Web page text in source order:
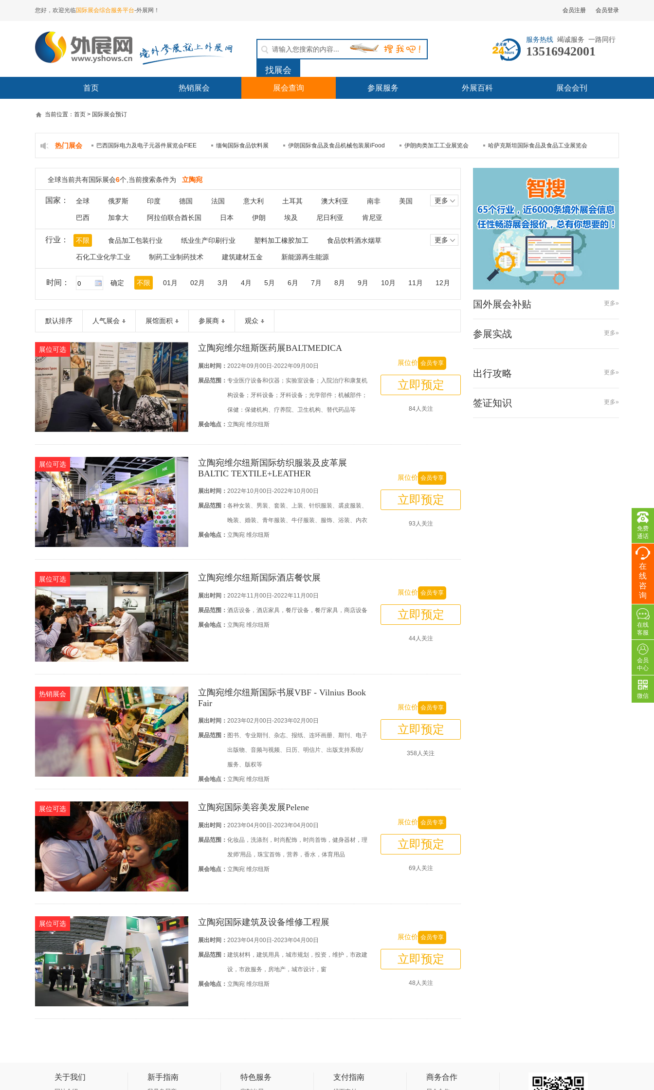
您好，欢迎光临 国际展会综合服务平台-外展网！ 会员注册 会员登录
服务热线 竭诚服务 一路同行
13516942001
首页 热销展会 展会查询 参展服务 外展百科 展会会刊
当前位置：首页 > 国际展会预订
热门展会 巴西国际电力及电子元器件展览会FIEE 缅甸国际食品饮料展 伊朗国际食品及食品机械包装展iFood 伊朗肉类加工工业展览会 哈萨克斯坦国际食品及食品工业展览会
全球当前共有国际展会6个,当前搜索条件为 立陶宛
国家： 全球 俄罗斯 印度 德国 法国 意大利 土耳其 澳大利亚 南非 美国
巴西 加拿大 阿拉伯联合酋长国 日本 伊朗 埃及 尼日利亚 肯尼亚
更多
行业： 不限 食品加工包装行业 纸业生产印刷行业 塑料加工橡胶加工 食品饮料酒水烟草
石化工业化学工业 制药工业制药技术 建筑建材五金 新能源再生能源
更多
时间： 确定 不限 01月 02月 3月 4月 5月 6月 7月 8月 9月 10月 11月 12月
默认排序 人气展会 展馆面积 参展商 观众
展位可选 立陶宛维尔纽斯医药展BALTMEDICA
展出时间： 2022年09月00日-2022年09月00日
展品范围： 专业医疗设备和仪器；实验室设备；入院治疗和康复机
构设备；牙科设备；牙科设备；光学部件；机械部件；
保健：保健机构、疗养院、卫生机构、替代药品等
展会地点： 立陶宛 维尔纽斯
展位价 会员专享
立即预定
84人关注
展位可选
立陶宛维尔纽斯国际纺织服装及皮革展
BALTIC TEXTILE+LEATHER
展出时间： 2022年10月00日-2022年10月00日
展品范围： 各种女装、男装、套装、上装、针织服装、裘皮服装、
晚装、婚装、青年服装、牛仔服装、服饰、浴装、内衣
展会地点： 立陶宛 维尔纽斯
展位价 会员专享
立即预定
93人关注
展位可选 立陶宛维尔纽斯国际酒店餐饮展
展出时间： 2022年11月00日-2022年11月00日
展品范围： 酒店设备，酒店家具，餐厅设备，餐厅家具，商店设备
展会地点： 立陶宛 维尔纽斯
展位价 会员专享
立即预定
44人关注
热销展会
立陶宛维尔纽斯国际书展VBF - Vilnius Book
Fair
展出时间： 2023年02月00日-2023年02月00日
展品范围： 图书、专业期刊、杂志、报纸、连环画册、期刊、电子
出版物、音频与视频、日历、明信片、出版支持系统/
服务、版权等
展会地点： 立陶宛 维尔纽斯
展位价 会员专享
立即预定
358人关注
展位可选 立陶宛国际美容美发展Pelene
展出时间： 2023年04月00日-2023年04月00日
展品范围： 化妆品，洗涤剂，时尚配饰，时尚首饰，健身器材，理
发师'用品，珠宝首饰，营养，香水，体育用品
展会地点： 立陶宛 维尔纽斯
展位价 会员专享
立即预定
69人关注
展位可选 立陶宛国际建筑及设备维修工程展
展出时间： 2023年04月00日-2023年04月00日
展品范围： 建筑材料，建筑用具，城市规划，投资，维护，市政建
设，市政服务，房地产，城市设计，窗
展会地点： 立陶宛 维尔纽斯
展位价 会员专享
立即预定
48人关注
国外展会补贴 更多»
参展实战 更多»
出行攻略 更多»
签证知识 更多»
关于我们 新手指南 特色服务 支付指南 商务合作
免费
通话
在
线
咨
询
在线
客服
会员
中心
微信